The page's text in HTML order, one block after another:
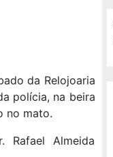
da Relojoaria
polícia, na beira
no mato.
Rafael Almeida